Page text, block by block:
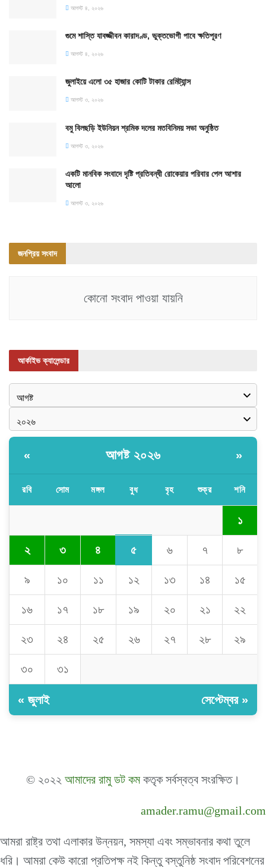
আগস্ট ৪, ২০২৬
গুমে শাস্তি যাবজ্জীবন কারাদণ্ড, ভুক্তভোগী পাবে ক্ষতিপূরণ
আগস্ট ৪, ২০২৬
জুলাইয়ে এলো ৩৫ হাজার কোটি টাকার রেমিট্যান্স
আগস্ট ৩, ২০২৬
বমু বিলছড়ি ইউনিয়ন শ্রমিক দলের মতবিনিময় সভা অনুষ্ঠিত
আগস্ট ৩, ২০২৬
একটি মানবিক সংবাদে দৃষ্টি প্রতিবন্ধী রোকেয়ার পরিবার পেল আশার
আলো
আগস্ট ৩, ২০২৬
জনপ্রিয় সংবাদ
কোনো সংবাদ পাওয়া যায়নি
আর্কাইভ ক্যালেন্ডার
« আগষ্ট ২০২৬ »
রবি সোম মঙ্গল বুধ বৃহ শুক্র শনি
১
২ ৩ ৪ ৫ ৬ ৭ ৮
৯ ১০ ১১ ১২ ১৩ ১৪ ১৫
১৬ ১৭ ১৮ ১৯ ২০ ২১ ২২
২৩ ২৪ ২৫ ২৬ ২৭ ২৮ ২৯
৩০ ৩১
« জুলাই সেপ্টেম্বর »
© ২০২২ আমাদের রামু ডট কমকতৃক সর্বস্বত্ব সংরক্ষিত।
amader.ramu@gmail.com
আমরা রাষ্ট্র তথা এলাকার উন্নয়ন, সমস্যা এবং সম্ভাবনার কথা তুলে
ধরি। আমরা কেউ কারো প্রতিপক্ষ নই কিন্তু বস্তুনিষ্ঠ সংবাদ পরিবেশনের